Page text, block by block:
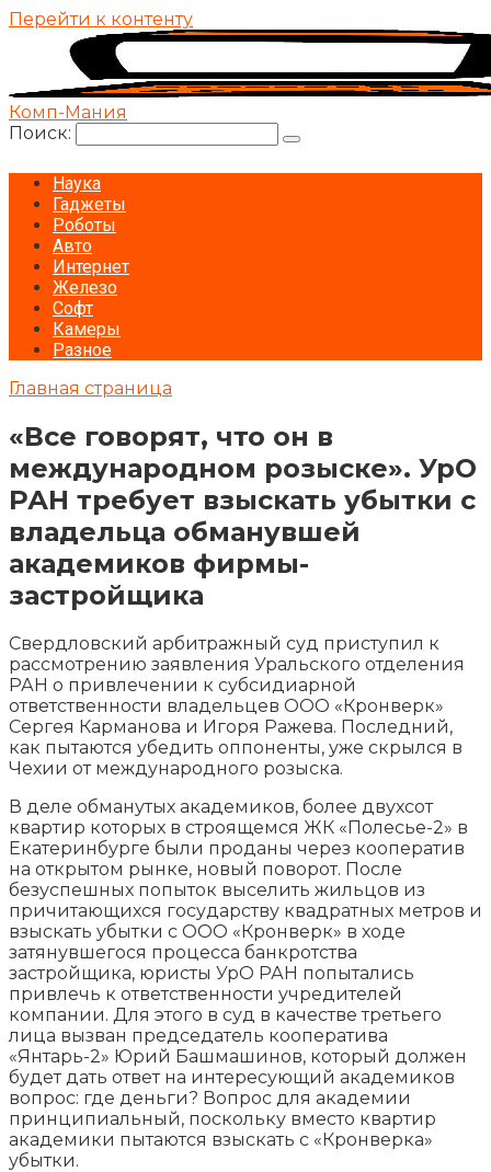
Перейти к контенту
Комп-Мания
Поиск:
Наука
Гаджеты
Роботы
Авто
Интернет
Железо
Софт
Камеры
Разное
Главная страница
«Все говорят, что он в
международном розыске». УрО
РАН требует взыскать убытки с
владельца обманувшей
академиков фирмы-
застройщика
Свердловский арбитражный суд приступил к
рассмотрению заявления Уральского отделения
РАН о привлечении к субсидиарной
ответственности владельцев ООО «Кронверк»
Сергея Карманова и Игоря Ражева. Последний,
как пытаются убедить оппоненты, уже скрылся в
Чехии от международного розыска.
В деле обманутых академиков, более двухсот
квартир которых в строящемся ЖК «Полесье-2» в
Екатеринбурге были проданы через кооператив
на открытом рынке, новый поворот. После
безуспешных попыток выселить жильцов из
причитающихся государству квадратных метров и
взыскать убытки с ООО «Кронверк» в ходе
затянувшегося процесса банкротства
застройщика, юристы УрО РАН попытались
привлечь к ответственности учредителей
компании. Для этого в суд в качестве третьего
лица вызван председатель кооператива
«Янтарь-2» Юрий Башмашинов, который должен
будет дать ответ на интересующий академиков
вопрос: где деньги? Вопрос для академии
принципиальный, поскольку вместо квартир
академики пытаются взыскать с «Кронверка»
убытки.